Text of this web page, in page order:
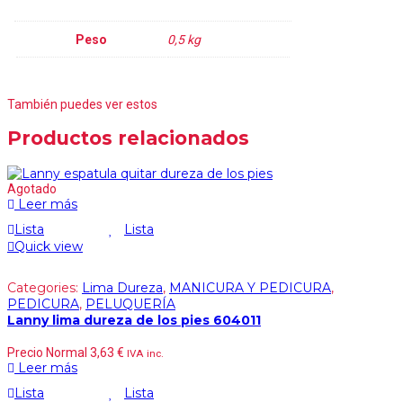
Peso 0,5 kg
También puedes ver estos
Productos relacionados
Agotado
Leer más
Lista
Lista
Quick view
Categories: Lima Dureza, MANICURA Y PEDICURA,
PEDICURA, PELUQUERÍA
Lanny lima dureza de los pies 604011
Precio Normal 3,63 € IVA inc.
Leer más
Lista
Lista